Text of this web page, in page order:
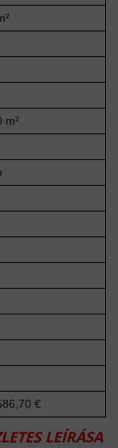
m²
€
LEÍRÁSA